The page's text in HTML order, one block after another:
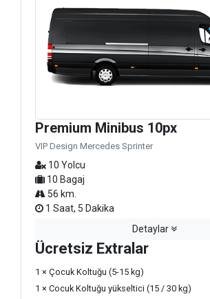
Premium Minibus 10px
VIP Design Mercedes Sprinter
10 Yolcu
10 Bagaj
56 km.
1 Saat, 5 Dakika
Detaylar
Ücretsiz Extralar
1 × Çocuk Koltuğu (5-15 kg)
1 × Cocuk Koltuğu yükseltici (15 / 30 kg)